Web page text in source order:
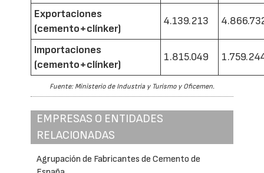
Exportaciones
(cemento+clínker)
4.139.213
Importaciones
(cemento+clínker)
1.815.049
Fuente: Ministerio de Industria y Turismo y Oficemen.
EMPRESAS O ENTIDADES
RELACIONADAS
Agrupación de Fabricantes de Cemento de